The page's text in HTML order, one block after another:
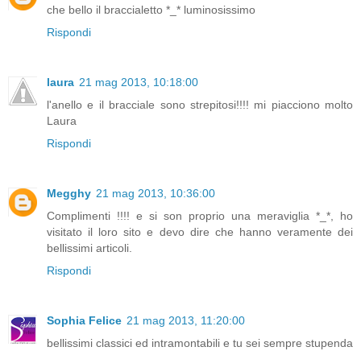
che bello il braccialetto *_* luminosissimo
Rispondi
laura 21 mag 2013, 10:18:00
l'anello e il bracciale sono strepitosi!!!! mi piacciono molto
Laura
Rispondi
Megghy 21 mag 2013, 10:36:00
Complimenti !!!! e si son proprio una meraviglia *_*, ho
visitato il loro sito e devo dire che hanno veramente dei
bellissimi articoli.
Rispondi
Sophia Felice 21 mag 2013, 11:20:00
bellissimi classici ed intramontabili e tu sei sempre stupenda